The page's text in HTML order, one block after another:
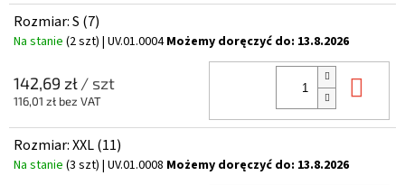
Rozmiar: S (7)
Na stanie (2 szt) | UV.01.0004Możemy doręczyć do: 13.8.2026
142,69 zł/ szt
116,01 zł bez VAT
Rozmiar: XXL (11)
Na stanie (3 szt) | UV.01.0008 Możemy doręczyć do: 13.8.2026